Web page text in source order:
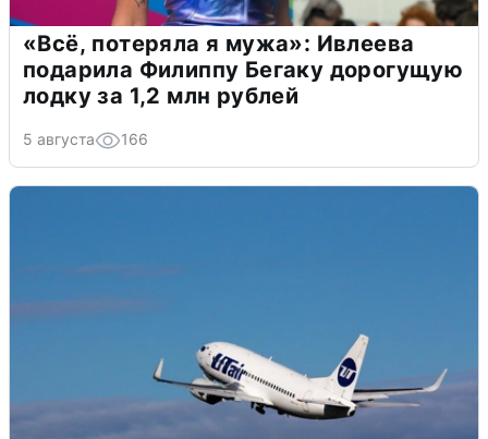
«Всё, потеряла я мужа»: Ивлеева
подарила Филиппу Бегаку дорогущую
лодку за 1,2 млн рублей
5 августа 166